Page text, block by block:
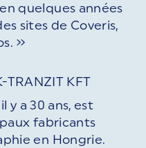
quelques années
sites de Coveris,
»
TRANZIT KFT
y a 30 ans, est
fabricants
en Hongrie.